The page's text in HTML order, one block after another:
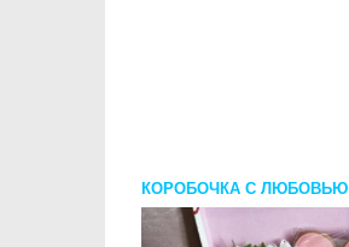
КОРОБОЧКА С ЛЮБОВЬЮ